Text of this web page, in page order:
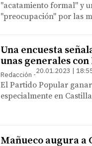
"acatamiento formal" y
"preocupación" por las
Una encuesta
unas generales con
Redacción 20.01.2023 |
El Partido Popular
especialmente en
Mañueco augura a